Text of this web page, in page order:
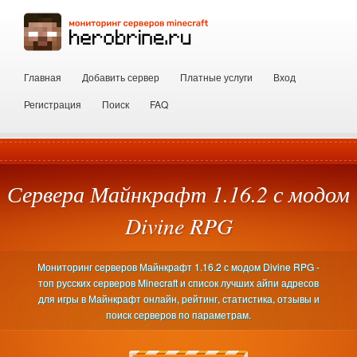
Главная Добавить сервер Платные услуги
Вход
Регистрация
Поиск FAQ
Сервера Майнкрафт 1.16.2 с модом
Divine RPG
Мониторинг серверов Майнкрафт 1.16.2 с модом Divine RPG -
топ русских серверов Minecraft и список лучших айпи адресов
для игры в Майнкрафт онлайн, рейтинг, статистика, отзывы и
поиск серверов по параметрам.